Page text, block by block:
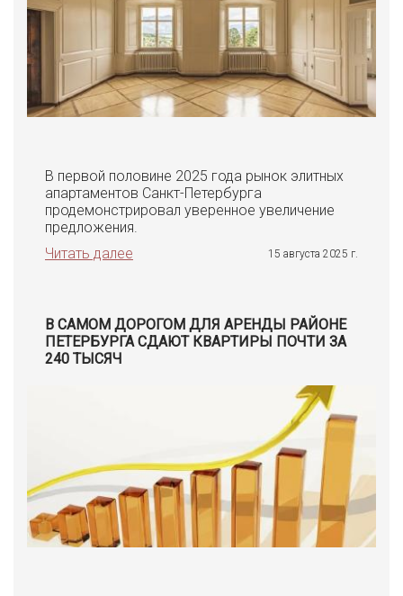
В первой половине 2025 года рынок элитных
апартаментов Санкт-Петербурга
продемонстрировал уверенное увеличение
предложения.
Читать далее
15 августа 2025 г.
В САМОМ ДОРОГОМ ДЛЯ АРЕНДЫ РАЙОНЕ
ПЕТЕРБУРГА СДАЮТ КВАРТИРЫ ПОЧТИ ЗА
240 ТЫСЯЧ